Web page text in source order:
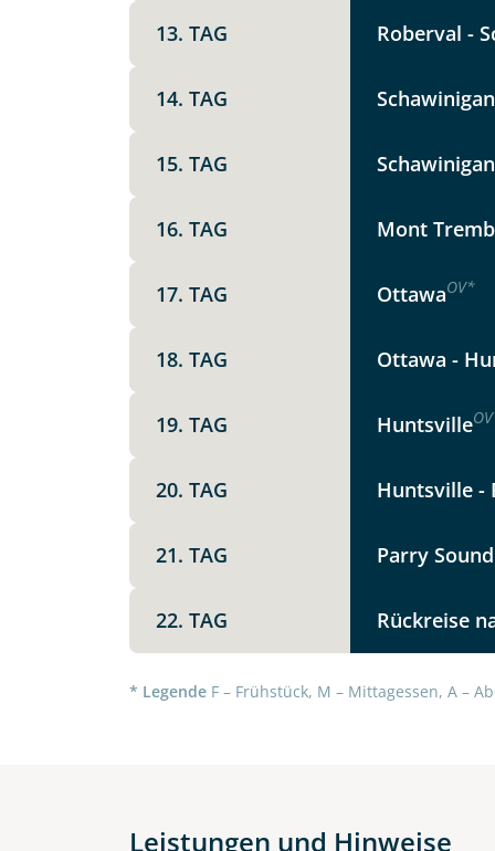
13. TAG Roberval -
14. TAG Schawinigan
15. TAG
16. TAG Mont
17. TAG OttawaOV*
18. TAG Ottawa -
19. TAG HuntsvilleOV
20. TAG Huntsville -
21. TAG Parry
22. TAG Rückreise
* Legende F – Frühstück, M – Mittagessen, A –
Leistungen und Hinweise